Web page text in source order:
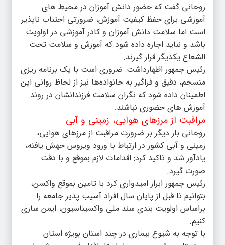
روحانی گفت که حضور دانش آموزان در محیط های
آموزشی برای حفظ کیفیت آموزش، ضرورتی اجتناب ناپذیر
است اما سلامت دانش آموزان و کادر آموزشی در اولویت
باشد و نباید اجازه داده شود که آموزش و سلامت تحت
الشعاع یکدیگر قرار گیرند.
رئیس جمهور اظهارداشت: ضروری است با یک برنامه ریزی
منسجم، دقیق و فراگیر به خانواده‌ها نیز از لحاظ روانی این
اطمینان داده شود که نگران سلامت فرزندانشان در روند
آموزش های حضوری نباشند.
مراقبت از مرزهای هوایی، زمینی و آبی
روحانی بار دیگر بر ضرورت مراقبت از مرزهای هوایی،
زمینی و آبی کشور در ارتباط با ورود ویروس جهش یافته،
یادآور شد و تاکید کرد: اقدامات لازم بموقع و با دقت
صورت گیرد.
رئیس جمهور ابراز امیدواری کرد با تامین بموقع واکسن،
بتوانیم تا قبل از پایان سال افراد آسیب پذیر جامعه را
براساس اولویت بندی سند ملی واکسیناسیون، ایمن سازی
کنیم.
با توجه به شیوع بیماری در چند استان بویژه استان